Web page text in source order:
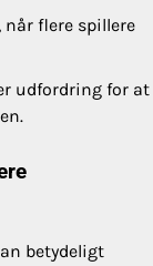
flere spillere
udfordring for at
betydeligt